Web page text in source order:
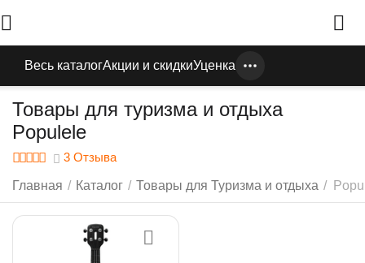
Весь каталогАкции и скидкиУценка
Товары для туризма и отдыха
Populele
3 Отзыва
Главная / Каталог / Товары для Туризма и отдыха /